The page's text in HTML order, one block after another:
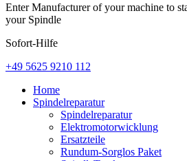
Enter Manufacturer of your machine to
your Spindle
Sofort-Hilfe
+49 5625 9210 112
Home
Spindelreparatur
Spindelreparatur
Elektromotorwicklung
Ersatzteile
Rundum-Sorglos Paket